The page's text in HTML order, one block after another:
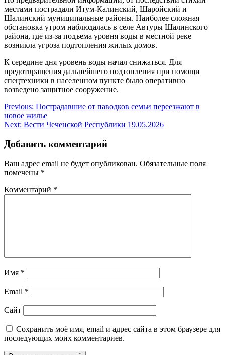
местами пострадали Итум-Калинский, Шаройский и
Шалинский муниципальные районы. Наиболее сложная
обстановка утром наблюдалась в селе Автуры Шалинского
района, где из-за подъема уровня воды в местной реке
возникла угроза подтопления жилых домов.
К середине дня уровень воды начал снижаться. Для
предотвращения дальнейшего подтопления при помощи
спецтехники в населенном пункте было оперативно
возведено защитное сооружение.
Навигация
по
Previous: Пострадавшие от паводков семьи переезжают в
новое жилье
Next: Вести Чеченской Республики 19.05.2026
Добавить комментарий
Ваш адрес email не будет опубликован. Обязательные поля
помечены *
Комментарий *
Имя *
Email *
Сайт
Сохранить моё имя, email и адрес сайта в этом браузере для
последующих моих комментариев.